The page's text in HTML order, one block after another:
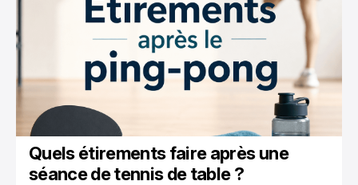
Quels étirements faire après une
séance de tennis de table ?